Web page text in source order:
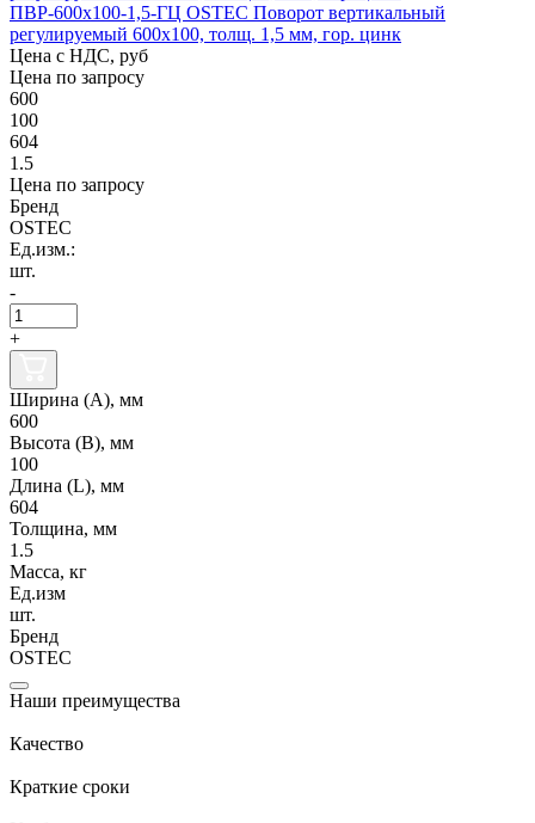
ПВР-600х100-1,5-ГЦ OSTEC Поворот вертикальный
регулируемый 600х100, толщ. 1,5 мм, гор. цинк
Цена с НДС, руб
Цена по запросу
600
100
604
1.5
Цена по запросу
Бренд
OSTEC
Ед.изм.:
шт.
-
+
Ширина (А), мм
600
Высота (В), мм
100
Длина (L), мм
604
Толщина, мм
1.5
Масса, кг
Ед.изм
шт.
Бренд
OSTEC
Наши преимущества
Качество
Краткие сроки